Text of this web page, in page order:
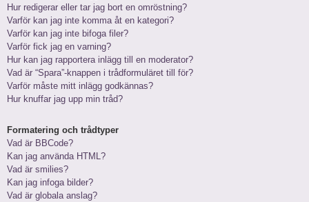
Hur redigerar eller tar jag bort en omröstning?
Varför kan jag inte komma åt en kategori?
Varför kan jag inte bifoga filer?
Varför fick jag en varning?
Hur kan jag rapportera inlägg till en moderator?
Vad är “Spara”-knappen i trådformuläret till för?
Varför måste mitt inlägg godkännas?
Hur knuffar jag upp min tråd?
Formatering och trådtyper
Vad är BBCode?
Kan jag använda HTML?
Vad är smilies?
Kan jag infoga bilder?
Vad är globala anslag?